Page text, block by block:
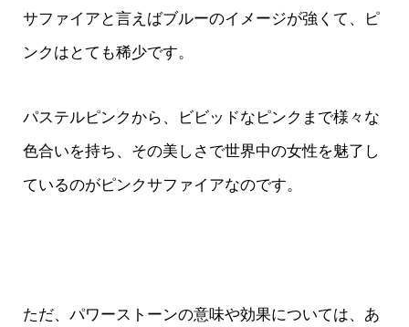
サファイアと言えばブルーのイメージが強くて、ピ
ンクはとても稀少です。
パステルピンクから、ビビッドなピンクまで様々な
色合いを持ち、その美しさで世界中の女性を魅了し
ているのがピンクサファイアなのです。
ただ、パワーストーンの意味や効果については、あ